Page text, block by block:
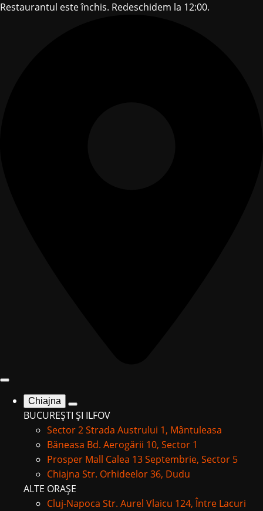
Restaurantul este închis. Redeschidem la 12:00.
Chiajna
BUCUREȘTI ȘI ILFOV
Sector 2Strada Austrului 1, Mântuleasa
Băneasa Bd. Aerogării 10, Sector 1
Prosper Mall Calea 13 Septembrie, Sector 5
Chiajna Str. Orhideelor 36, Dudu
ALTE ORAȘE
Cluj-Napoca Str. Aurel Vlaicu 124, Între Lacuri